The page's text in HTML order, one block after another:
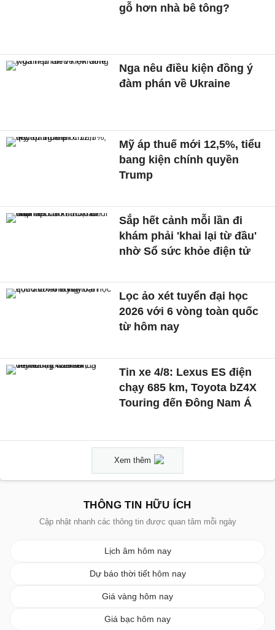
gỗ hơn nhà bê tông?
Nga nêu điều kiện đồng ý
đàm phán về Ukraine
Mỹ áp thuế mới 12,5%, tiểu
bang kiện chính quyền
Trump
Sắp hết cảnh mỗi lần đi
khám phải 'khai lại từ đầu'
nhờ Sổ sức khỏe điện tử
Lọc ảo xét tuyển đại học
2026 với 6 vòng toàn quốc
từ hôm nay
Tin xe 4/8: Lexus ES điện
chạy 685 km, Toyota bZ4X
Touring đến Đông Nam Á
Xem thêm
THÔNG TIN HỮU ÍCH
Cập nhật nhanh các thông tin được quan tâm mỗi ngày
Lịch âm hôm nay
Dự báo thời tiết hôm nay
Giá vàng hôm nay
Giá bạc hôm nay